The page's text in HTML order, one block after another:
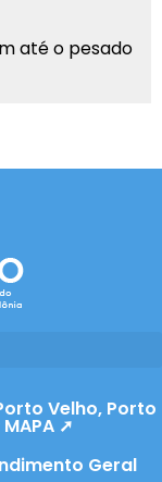
até o pesado
Velho, Porto
➚
Geral